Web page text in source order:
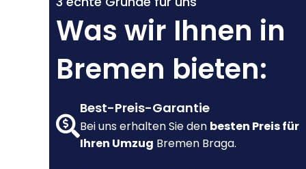
Was wir Ihnen in
Bremen bieten:
Best-Preis-Garantie
Bei uns erhalten Sie den besten Preis für
Ihren Umzug Bremen Braga.